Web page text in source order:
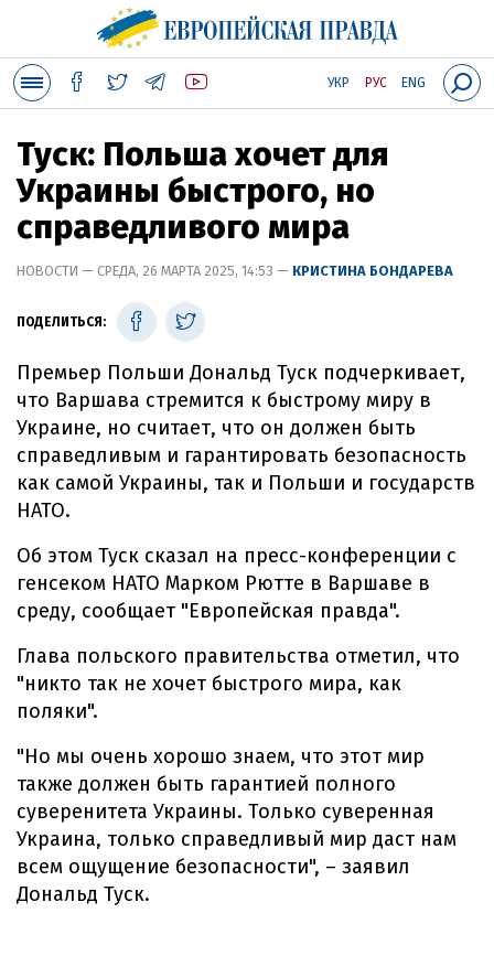
УКР РУС ENG
Туск: Польша хочет для
Украины быстрого, но
справедливого мира
НОВОСТИ — СРЕДА, 26 МАРТА 2025, 14:53 — КРИСТИНА БОНДАРЕВА
ПОДЕЛИТЬСЯ:
Премьер Польши Дональд Туск подчеркивает,
что Варшава стремится к быстрому миру в
Украине, но считает, что он должен быть
справедливым и гарантировать безопасность
как самой Украины, так и Польши и государств
НАТО.
Об этом Туск сказал на пресс-конференции с
генсеком НАТО Марком Рютте в Варшаве в
среду, сообщает "Европейская правда".
Глава польского правительства отметил, что
"никто так не хочет быстрого мира, как
поляки".
"Но мы очень хорошо знаем, что этот мир
также должен быть гарантией полного
суверенитета Украины. Только суверенная
Украина, только справедливый мир даст нам
всем ощущение безопасности", – заявил
Дональд Туск.